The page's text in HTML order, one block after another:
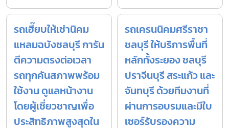
รถเฮี๊ยบให้เช่านิคม
แหลมฉบังชลบุรี การัน
ตีความตรงต่อเวลา
รถทุกคันสภาพพร้อม
ใช้งาน ดูแลหน้างาน
โดยผู้เชี่ยวชาญเพื่อ
ประสิทธิภาพสูงสุดใน
รถเครนนิคมศรีราชา
ชลบุรี ให้บริการพื้นที่
หลักทั้งระยอง ชลบุรี
ปราจีนบุรี สระแก้ว และ
จันทบุรี ด้วยทีมงานที่
ผ่านการอบรมและมีใบ
เซอร์รับรองความ